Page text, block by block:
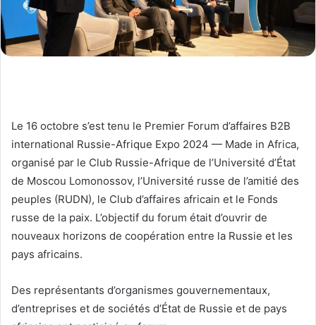
Le 16 octobre s’est tenu le Premier Forum d’affaires B2B
international Russie-Afrique Expo 2024 — Made in Africa,
organisé par le Club Russie-Afrique de l’Université d’État
de Moscou Lomonossov, l’Université russe de l’amitié des
peuples (RUDN), le Club d’affaires africain et le Fonds
russe de la paix. L’objectif du forum était d’ouvrir de
nouveaux horizons de coopération entre la Russie et les
pays africains.
Des représentants d’organismes gouvernementaux,
d’entreprises et de sociétés d’État de Russie et de pays